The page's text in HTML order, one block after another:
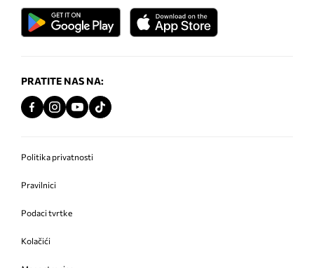
PRATITE NAS NA:
Politika privatnosti
Pravilnici
Podaci tvrtke
Kolačići